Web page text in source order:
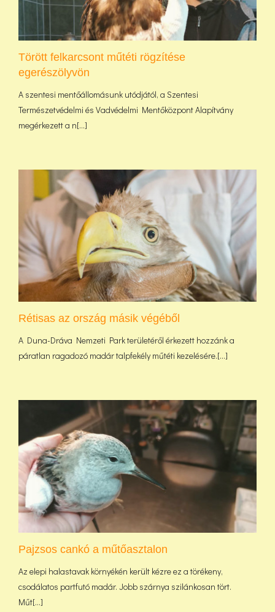
Törött felkarcsont műtéti rögzítése
egerészölyvön
A szentesi mentőállomásunk utódjától, a Szentesi
Természetvédelmi és Vadvédelmi Mentőközpont Alapítvány
megérkezett a n[...]
Rétisas az ország másik végéből
A Duna-Dráva Nemzeti Park területéről érkezett hozzánk a
páratlan ragadozó madár talpfekély műtéti kezelésére.[...]
Pajzsos cankó a műtőasztalon
Az elepi halastavak környékén került kézre ez a törékeny,
csodálatos partfutó madár. Jobb szárnya szilánkosan tört.
Műt[...]